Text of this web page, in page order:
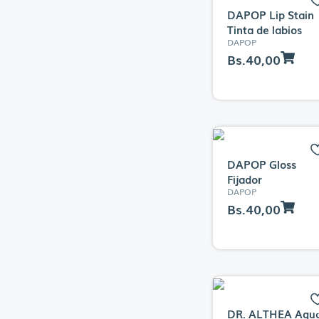
DAPOP Lip Stain
Tinta de labios
DAPOP
Bs.40,00
DAPOP Gloss
Fijador
DAPOP
Bs.40,00
DR. ALTHEA